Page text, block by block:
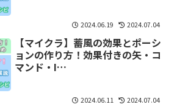
2024.06.19 2024.07.04
【マイクラ】蓄風の効果とポーシ
ョンの作り方！効果付きの矢・コ
マンド・I…
2024.06.11 2024.07.04